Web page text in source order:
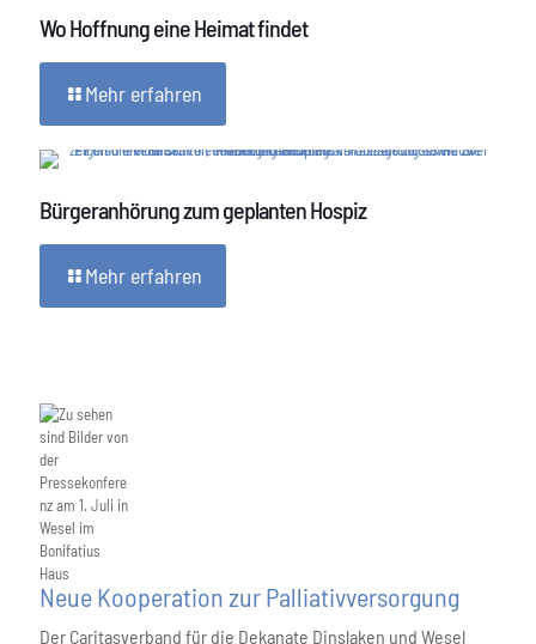
Wo Hoffnung eine Heimat findet
Mehr erfahren
Bürgeranhörung zum geplanten Hospiz
Mehr erfahren
Neue Kooperation zur Palliativversorgung
Der Caritasverband für die Dekanate Dinslaken und Wesel